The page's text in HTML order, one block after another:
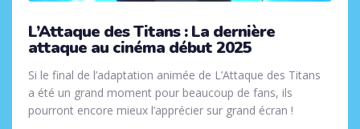
L’Attaque des Titans : La dernière
attaque au cinéma début 2025
Si le final de l’adaptation animée de L’Attaque des Titans
a été un grand moment pour beaucoup de fans, ils
pourront encore mieux l’apprécier sur grand écran !